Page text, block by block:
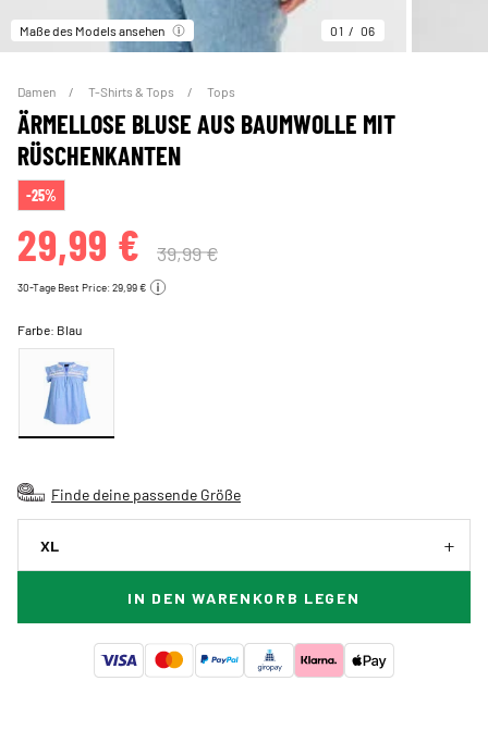
Maße des Models ansehen 01 06
Damen T-Shirts & Tops Tops
ÄRMELLOSE BLUSE AUS BAUMWOLLE MIT
RÜSCHENKANTEN
-25%
29,99 € 39,99 €
30-Tage Best Price: 29,99 €
Farbe: Blau
Finde deine passende Größe
XL
IN DEN WARENKORB LEGEN